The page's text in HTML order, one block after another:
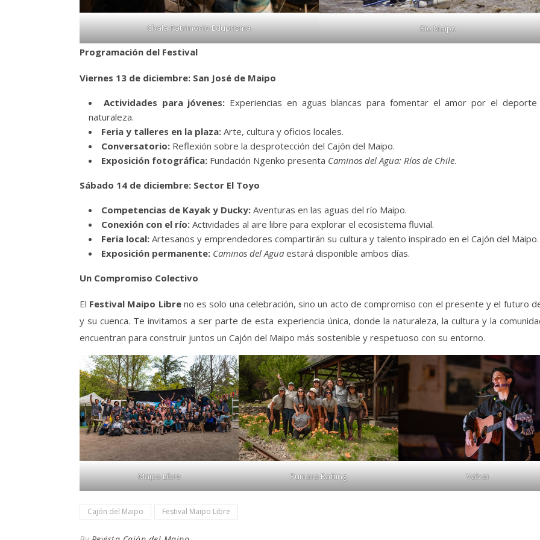
Chala Patrimonio Eduprisma Río Maipo
Programación del Festival
Viernes 13 de diciembre: San José de Maipo
Actividades para jóvenes: Experiencias en aguas blancas para fomentar el amor por el
naturaleza.
Feria y talleres en la plaza: Arte, cultura y oficios locales.
Conversatorio: Reflexión sobre la desprotección del Cajón del Maipo.
Exposición fotográfica: Fundación Ngenko presenta Caminos del Agua: Ríos de Chile.
Sábado 14 de diciembre: Sector El Toyo
Competencias de Kayak y Ducky: Aventuras en las aguas del río Maipo.
Conexión con el río: Actividades al aire libre para explorar el ecosistema fluvial.
Feria local: Artesanos y emprendedores compartirán su cultura y talento inspirado en el Cajón del Maipo.
Exposición permanente: Caminos del Agua estará disponible ambos días.
Un Compromiso Colectivo
El Festival Maipo Libreno es solo una celebración, sino un acto de compromiso con el presente y el futuro
y su cuenca. Te invitamos a ser parte de esta experiencia única, donde la naturaleza, la cultura y la
encuentran para construir juntos un Cajón del Maipo más sostenible y respetuoso con su entorno.
Maipo Libre Pumara Rafting Valvai
Cajón del Maipo Festival Maipo Libre